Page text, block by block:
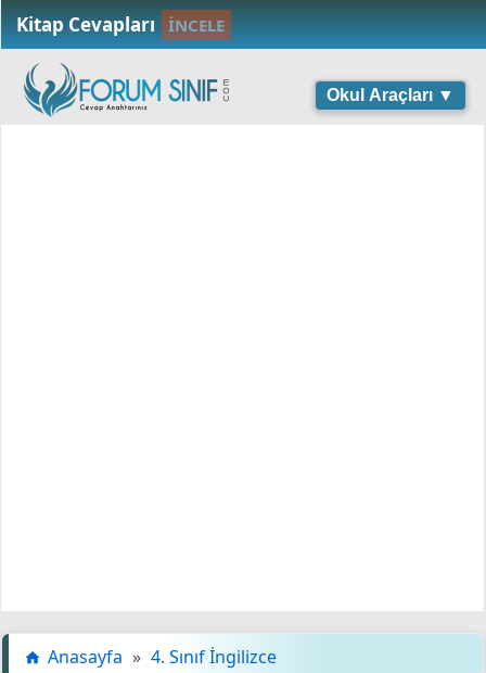
Kitap Cevapları İNCELE
Okul Araçları ▼
Anasayfa » 4. Sınıf İngilizce